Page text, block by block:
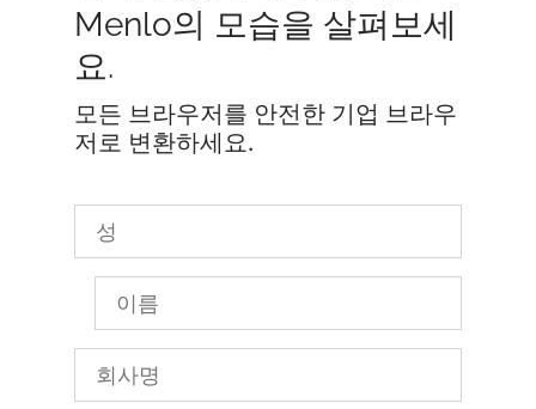
Menlo의 모습을 살펴보세
요.
모든 브라우저를 안전한 기업 브라우
저로 변환하세요.